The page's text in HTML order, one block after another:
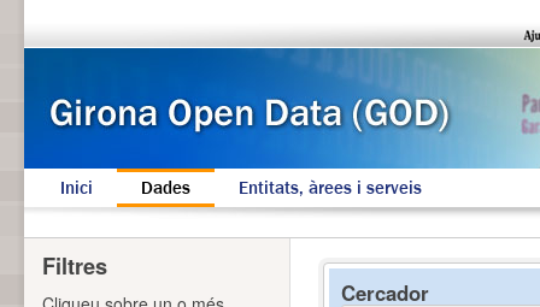
Inici Dades Entitats, àrees i serveis
Cercador
Filtres